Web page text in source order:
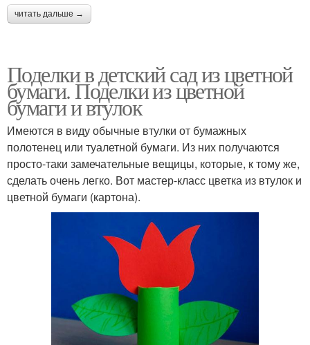
читать дальше →
Поделки в детский сад из цветной
бумаги. Поделки из цветной
бумаги и втулок
Имеются в виду обычные втулки от бумажных
полотенец или туалетной бумаги. Из них получаются
просто-таки замечательные вещицы, которые, к тому же,
сделать очень легко. Вот мастер-класс цветка из втулок и
цветной бумаги (картона).